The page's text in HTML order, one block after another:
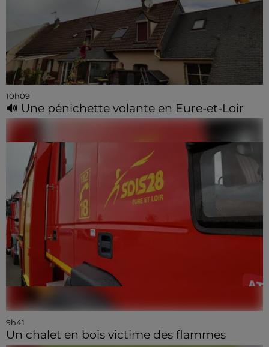
10h09
🔊 Une pénichette volante en Eure-et-Loir
9h41
Un chalet en bois victime des flammes